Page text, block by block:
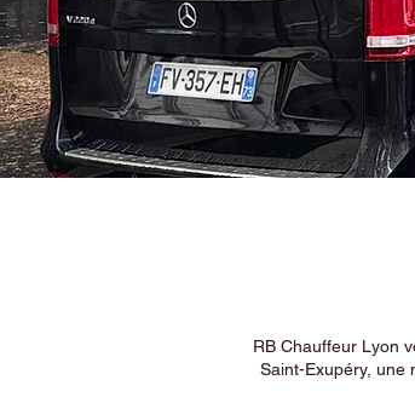
RB Chauffeur Lyon
Saint-Exupéry, une